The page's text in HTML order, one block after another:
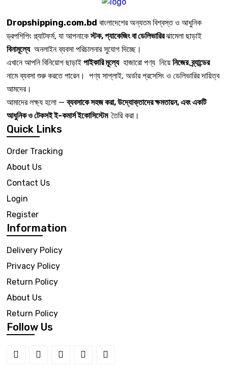
Dropshipping.com.bd বাংলাদেশের অন্যতম বিশ্বস্ত ও আধুনিক
ড্রপশিপিং প্ল্যাটফর্ম, যা আপনাকেস্টক, প্যাকেজিং বা ডেলিভারিরঝামেলা ছাড়াই
বিনামূল্যেঅনলাইন ব্যবসা পরিচালনার সুযোগ দিচ্ছে।
এখানে আপনি বিনিয়োগ ছাড়াই পাইকারি মূল্যেহাজারো পণ্য নিয়ে নিজের ব্র্যান্ডের
নামে ব্যবসা শুরু করতে পারেন। পণ্য সাপ্লাই, অর্ডার প্রসেসিং ও ডেলিভারির দায়িত্ব
আমদের।
আমাদের লক্ষ্য হলো —ব্যবসাকে সহজ করা, উদ্যোক্তাদের ক্ষমতায়ন, এবং একটি
আধুনিক ও টেকসই ই-কমার্স ইকোসিস্টেম তৈরি করা।
Quick Links
Order Tracking
About Us
Contact Us
Login
Register
Information
Delivery Policy
Privacy Policy
Return Policy
About Us
Return Policy
Follow Us